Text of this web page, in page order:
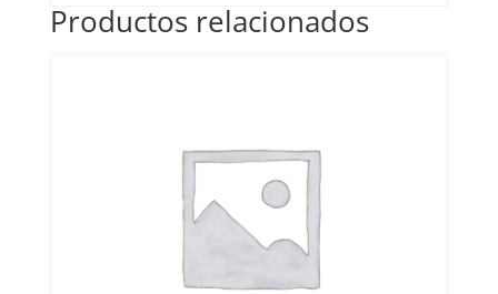
Productos relacionados